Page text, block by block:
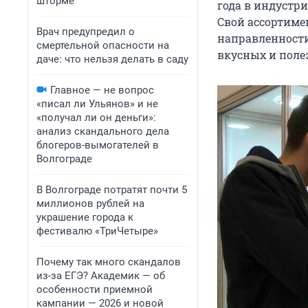
Врач предупредил о
смертельной опасности на
даче: что нельзя делать в саду
Главное — не вопрос
«писал ли Ульянов» и не
«получал ли он деньги»:
анализ скандального дела
блогеров-вымогателей в
Волгограде
В Волгограде потратят почти 5
миллионов рублей на
украшение города к
фестивалю «ТриЧетыре»
Почему так много скандалов
из-за ЕГЭ? Академик — об
особенности приемной
кампании — 2026 и новой
года в
Свой
вкусных и